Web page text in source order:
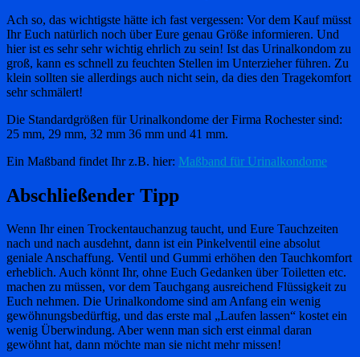
Ach so, das wichtigste hätte ich fast vergessen: Vor dem Kauf müsst
Ihr Euch natürlich noch über Eure genau Größe informieren. Und
hier ist es sehr sehr wichtig ehrlich zu sein! Ist das Urinalkondom zu
groß, kann es schnell zu feuchten Stellen im Unterzieher führen. Zu
klein sollten sie allerdings auch nicht sein, da dies den Tragekomfort
sehr schmälert!
Die Standardgrößen für Urinalkondome der Firma Rochester sind:
25 mm, 29 mm, 32 mm 36 mm und 41 mm.
Ein Maßband findet Ihr z.B. hier: Maßband für Urinalkondome
Abschließender Tipp
Wenn Ihr einen Trockentauchanzug taucht, und Eure Tauchzeiten
nach und nach ausdehnt, dann ist ein Pinkelventil eine absolut
geniale Anschaffung. Ventil und Gummi erhöhen den Tauchkomfort
erheblich. Auch könnt Ihr, ohne Euch Gedanken über Toiletten etc.
machen zu müssen, vor dem Tauchgang ausreichend Flüssigkeit zu
Euch nehmen. Die Urinalkondome sind am Anfang ein wenig
gewöhnungsbedürftig, und das erste mal „Laufen lassen“ kostet ein
wenig Überwindung. Aber wenn man sich erst einmal daran
gewöhnt hat, dann möchte man sie nicht mehr missen!